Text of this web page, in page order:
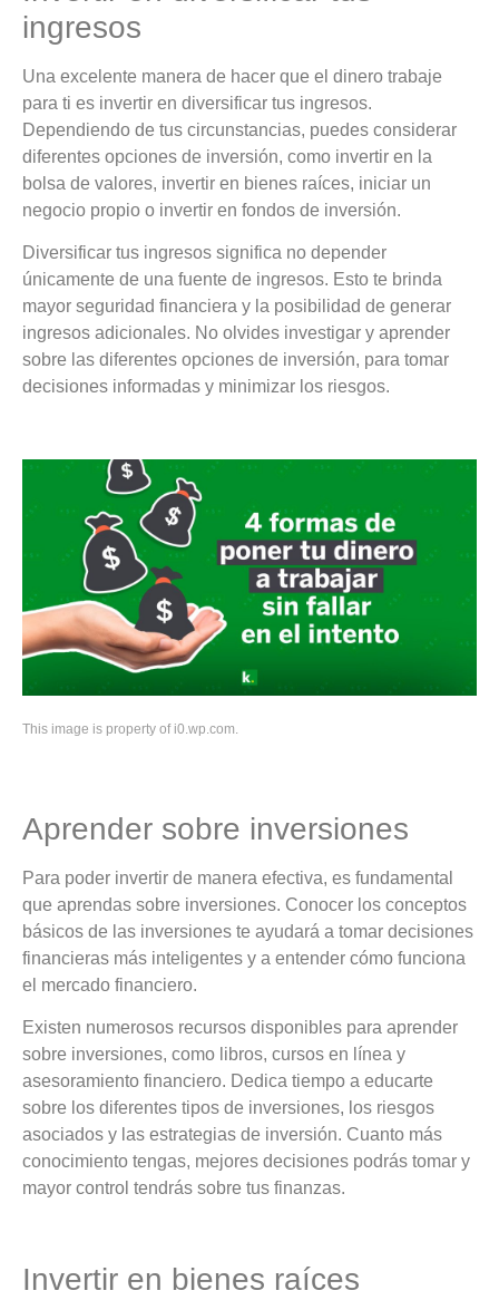
ingresos
Una excelente manera de hacer que el dinero trabaje
para ti es invertir en diversificar tus ingresos.
Dependiendo de tus circunstancias, puedes considerar
diferentes opciones de inversión, como invertir en la
bolsa de valores, invertir en bienes raíces, iniciar un
negocio propio o invertir en fondos de inversión.
Diversificar tus ingresos significa no depender
únicamente de una fuente de ingresos. Esto te brinda
mayor seguridad financiera y la posibilidad de generar
ingresos adicionales. No olvides investigar y aprender
sobre las diferentes opciones de inversión, para tomar
decisiones informadas y minimizar los riesgos.
This image is property of i0.wp.com.
Aprender sobre inversiones
Para poder invertir de manera efectiva, es fundamental
que aprendas sobre inversiones. Conocer los conceptos
básicos de las inversiones te ayudará a tomar decisiones
financieras más inteligentes y a entender cómo funciona
el mercado financiero.
Existen numerosos recursos disponibles para aprender
sobre inversiones, como libros, cursos en línea y
asesoramiento financiero. Dedica tiempo a educarte
sobre los diferentes tipos de inversiones, los riesgos
asociados y las estrategias de inversión. Cuanto más
conocimiento tengas, mejores decisiones podrás tomar y
mayor control tendrás sobre tus finanzas.
Invertir en bienes raíces